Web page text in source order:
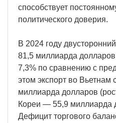
способствует
политического доверия.
В 2024 году
81,5 миллиарда
7,3% по сравнению с
этом экспорт во Вьетнам
миллиарда долларов
Кореи — 55,9 миллиарда
Дефицит торгового